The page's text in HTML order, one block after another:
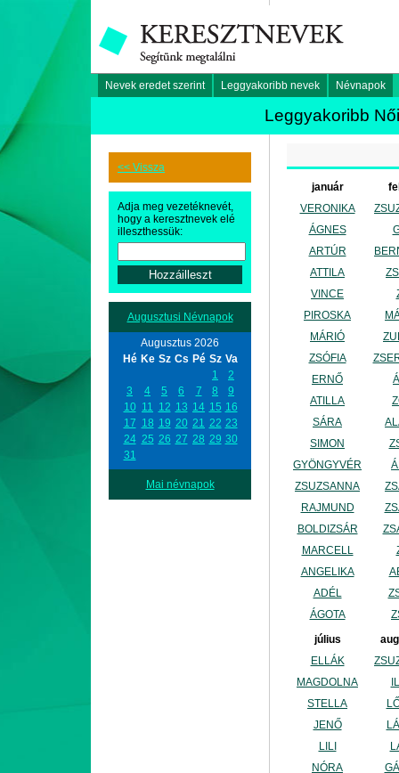
Nevek eredet szerint Leggyakoribb nevek Névnapok
Leggyakoribb
<< Vissza
Adja meg vezetéknevét,
hogy a keresztnevek elé
illeszthessük:
Augusztusi Névnapok
Augusztus 2026
Hé Ke Sz Cs Pé Sz Va
1
2
3
4 5 6 7 8
9
10 11 12 13 14 15 16
17 18 19 20 21 22 23
24 25 26 27 28 29 30
31
Mai névnapok
január
VERONIKA
ÁGNES
ARTÚR
ATTILA
VINCE
PIROSKA
MÁRIÓ
ZSÓFIA
ERNŐ
ATILLA
SÁRA
SIMON
GYÖNGYVÉR
ZSUZSANNA
RAJMUND
BOLDIZSÁR
MARCELL
ANGELIKA
ADÉL
ÁGOTA
július
ELLÁK
MAGDOLNA
STELLA
JENŐ
LILI
NÓRA